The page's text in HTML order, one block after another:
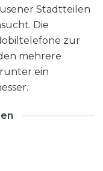
Stadtteilen
Die
zur
mehrere
ein